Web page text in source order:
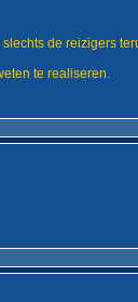
de reizigers
te realiseren.